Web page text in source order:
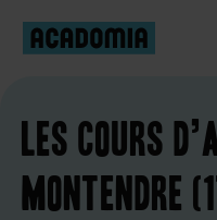
Les cours
Montendre